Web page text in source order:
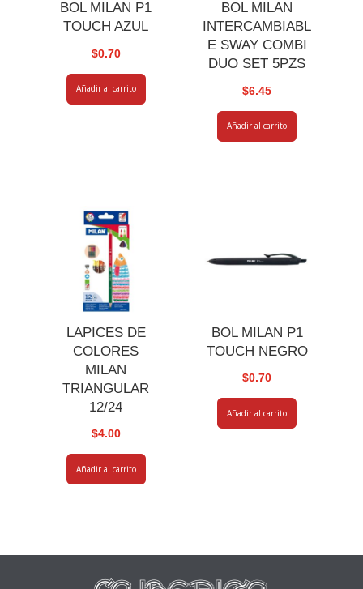
BOL MILAN P1
TOUCH AZUL
$0.70
Añadir al carrito
BOL MILAN
INTERCAMBIABL
E SWAY COMBI
DUO SET 5PZS
$6.45
Añadir al carrito
LAPICES DE
COLORES
MILAN
TRIANGULAR
12/24
$4.00
Añadir al carrito
BOL MILAN P1
TOUCH NEGRO
$0.70
Añadir al carrito